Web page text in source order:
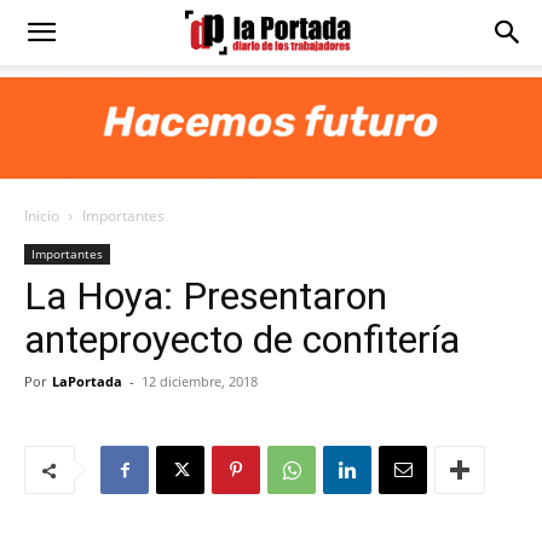
Diario
Portada
Inicio Importantes
Importantes
La Hoya: Presentaron
anteproyecto de confitería
Por LaPortada - 12 diciembre, 2018